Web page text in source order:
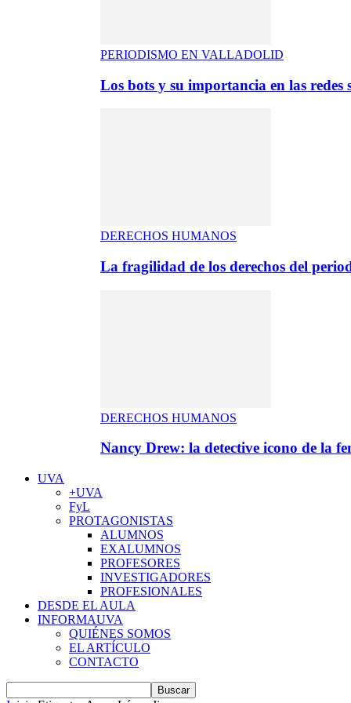
PERIODISMO EN VALLADOLID
Los bots y su importancia en las redes
DERECHOS HUMANOS
La fragilidad de los derechos del
DERECHOS HUMANOS
Nancy Drew: la detective icono de la
UVA
+UVA
FyL
PROTAGONISTAS
ALUMNOS
EXALUMNOS
PROFESORES
INVESTIGADORES
PROFESIONALES
DESDE EL AULA
INFORMAUVA
QUIÉNES SOMOS
EL ARTÍCULO
CONTACTO